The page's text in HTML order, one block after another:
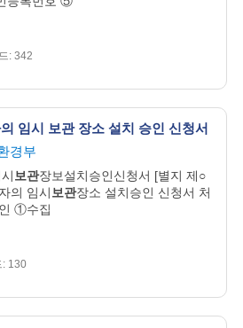
: 342
임시 보관 장소 설치 승인 신청서
경부
보관장보설치승인신청서 [별지 제○
의 임시 보관장소 설치승인 신청서 처
①수집
: 130